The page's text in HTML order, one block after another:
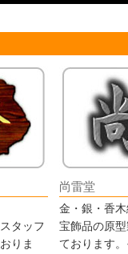
タッフ
りま
尚雷堂
金・銀・香
宝飾品の原
ております